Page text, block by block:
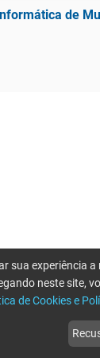
de
sua experiência a
neste site,
de Cookies e
por favor tente